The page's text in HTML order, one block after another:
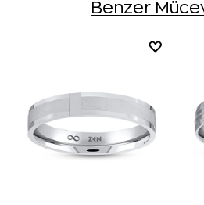
Benzer